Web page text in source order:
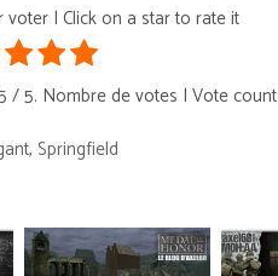
| Click on a star to rate it
/ 5. Nombre de votes | Vote count:
, Springfield